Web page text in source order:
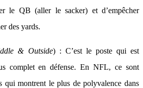
le QB (aller le sacker) et d’empêcher
des yards.
& Outside) : C’est le poste qui est
complet en défense. En NFL, ce sont
qui montrent le plus de polyvalence dans